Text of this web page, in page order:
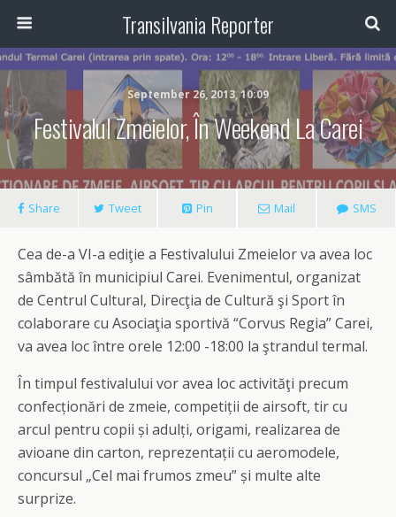
Transilvania Reporter
September 26, 2013, 10:09
Festivalul Zmeielor, În Weekend La Carei
Share Tweet Pin Mail SMS
Cea de-a VI-a ediţie a Festivalului Zmeielor va avea loc
sâmbătă în municipiul Carei. Evenimentul, organizat
de Centrul Cultural, Direcţia de Cultură şi Sport în
colaborare cu Asociaţia sportivă “Corvus Regia” Carei,
va avea loc între orele 12:00 -18:00 la ştrandul termal.
În timpul festivalului vor avea loc activităţi precum
confecționări de zmeie, competiții de airsoft, tir cu
arcul pentru copii și adulți, origami, realizarea de
avioane din carton, reprezentații cu aeromodele,
concursul „Cel mai frumos zmeu” și multe alte
surprize.